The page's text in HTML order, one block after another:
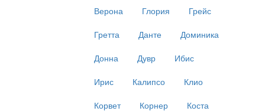
Верона
Глория
Грейс
Гретта
Данте
Доминика
Донна
Дувр
Ибис
Ирис
Калипсо
Клио
Корвет
Корнер
Коста